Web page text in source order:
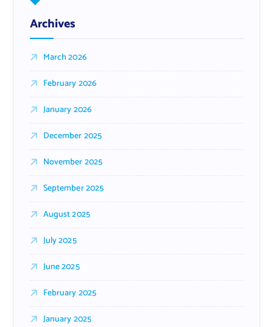
Archives
March 2026
February 2026
January 2026
December 2025
November 2025
September 2025
August 2025
July 2025
June 2025
February 2025
January 2025